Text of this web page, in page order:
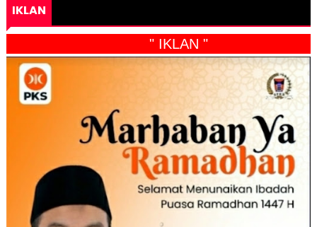
IKLAN
" IKLAN "